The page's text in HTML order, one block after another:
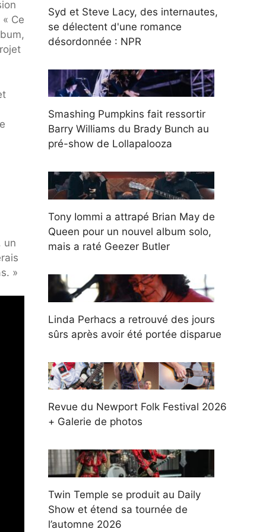
Ce
un
»
Syd et Steve Lacy, des internautes,
se délectent d'une romance
désordonnée : NPR
Smashing Pumpkins fait ressortir
Barry Williams du Brady Bunch au
pré-show de Lollapalooza
Tony Iommi a attrapé Brian May de
Queen pour un nouvel album solo,
mais a raté Geezer Butler
Linda Perhacs a retrouvé des jours
sûrs après avoir été portée disparue
Revue du Newport Folk Festival 2026
+ Galerie de photos
Twin Temple se produit au Daily
Show et étend sa tournée de
l’automne 2026